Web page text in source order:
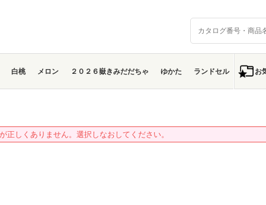
白桃 メロン ２０２６嶽きみだだちゃ ゆかた ランドセル お
正しくありません。選択しなおしてください。